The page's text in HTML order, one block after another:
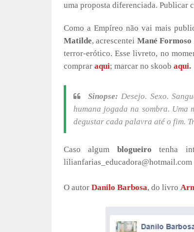
uma proposta diferenciada. Publicar
Como a Empíreo não vai mais
Matilde, acrescentei Mané Formoso
terror-erótico. Esse livreto, no
comprar aqui; marcar no skoob aqui.
Sinopse:Desejo. Sexo.
humana jogada na sombra. Uma
degustar cada palavra até o fim.
Caso algum blogueiro tenha
lilianfarias_educadora@hotmail.com
O autor Danilo Barbosa, do livro